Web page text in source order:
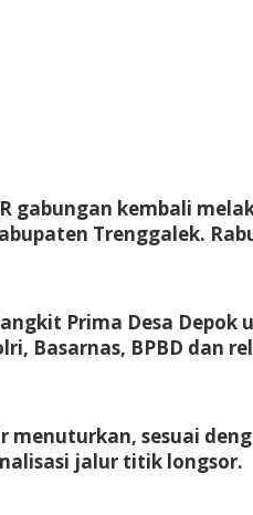
gabungan kembali
Trenggalek.
Prima Desa
Basarnas, BPBD dan
sesuai
jalur titik longsor.